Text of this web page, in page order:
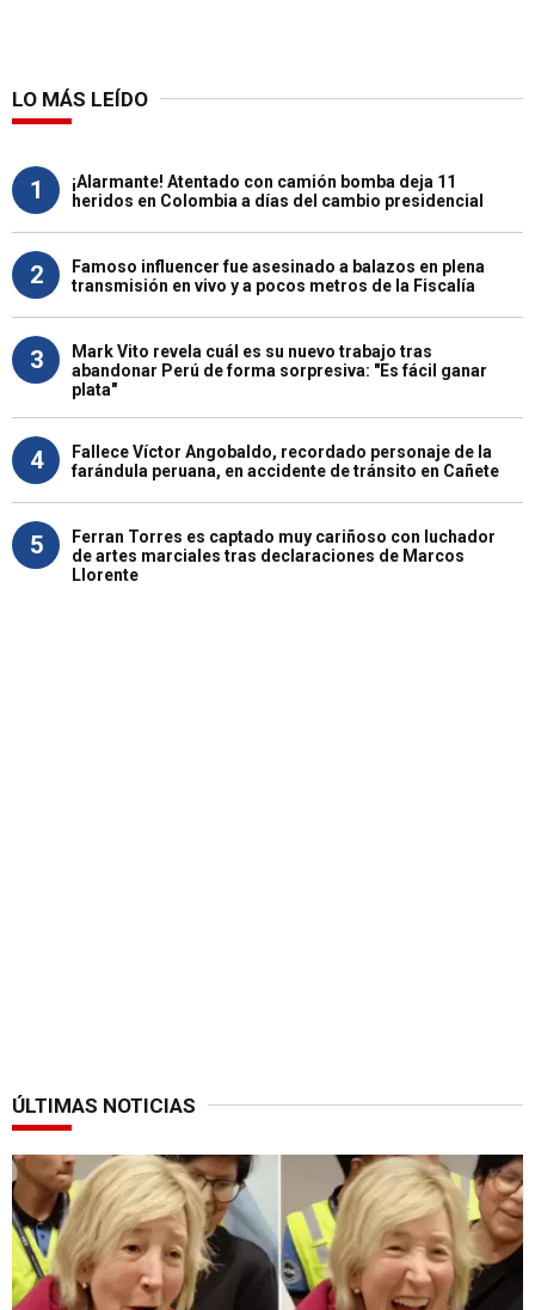
LO MÁS LEÍDO
1
¡Alarmante! Atentado con camión bomba deja 11
heridos en Colombia a días del cambio presidencial
2
Famoso influencer fue asesinado a balazos en plena
transmisión en vivo y a pocos metros de la Fiscalía
3
Mark Vito revela cuál es su nuevo trabajo tras
abandonar Perú de forma sorpresiva: "Es fácil ganar
plata"
4
Fallece Víctor Angobaldo, recordado personaje de la
farándula peruana, en accidente de tránsito en Cañete
5
Ferran Torres es captado muy cariñoso con luchador
de artes marciales tras declaraciones de Marcos
Llorente
ÚLTIMAS NOTICIAS